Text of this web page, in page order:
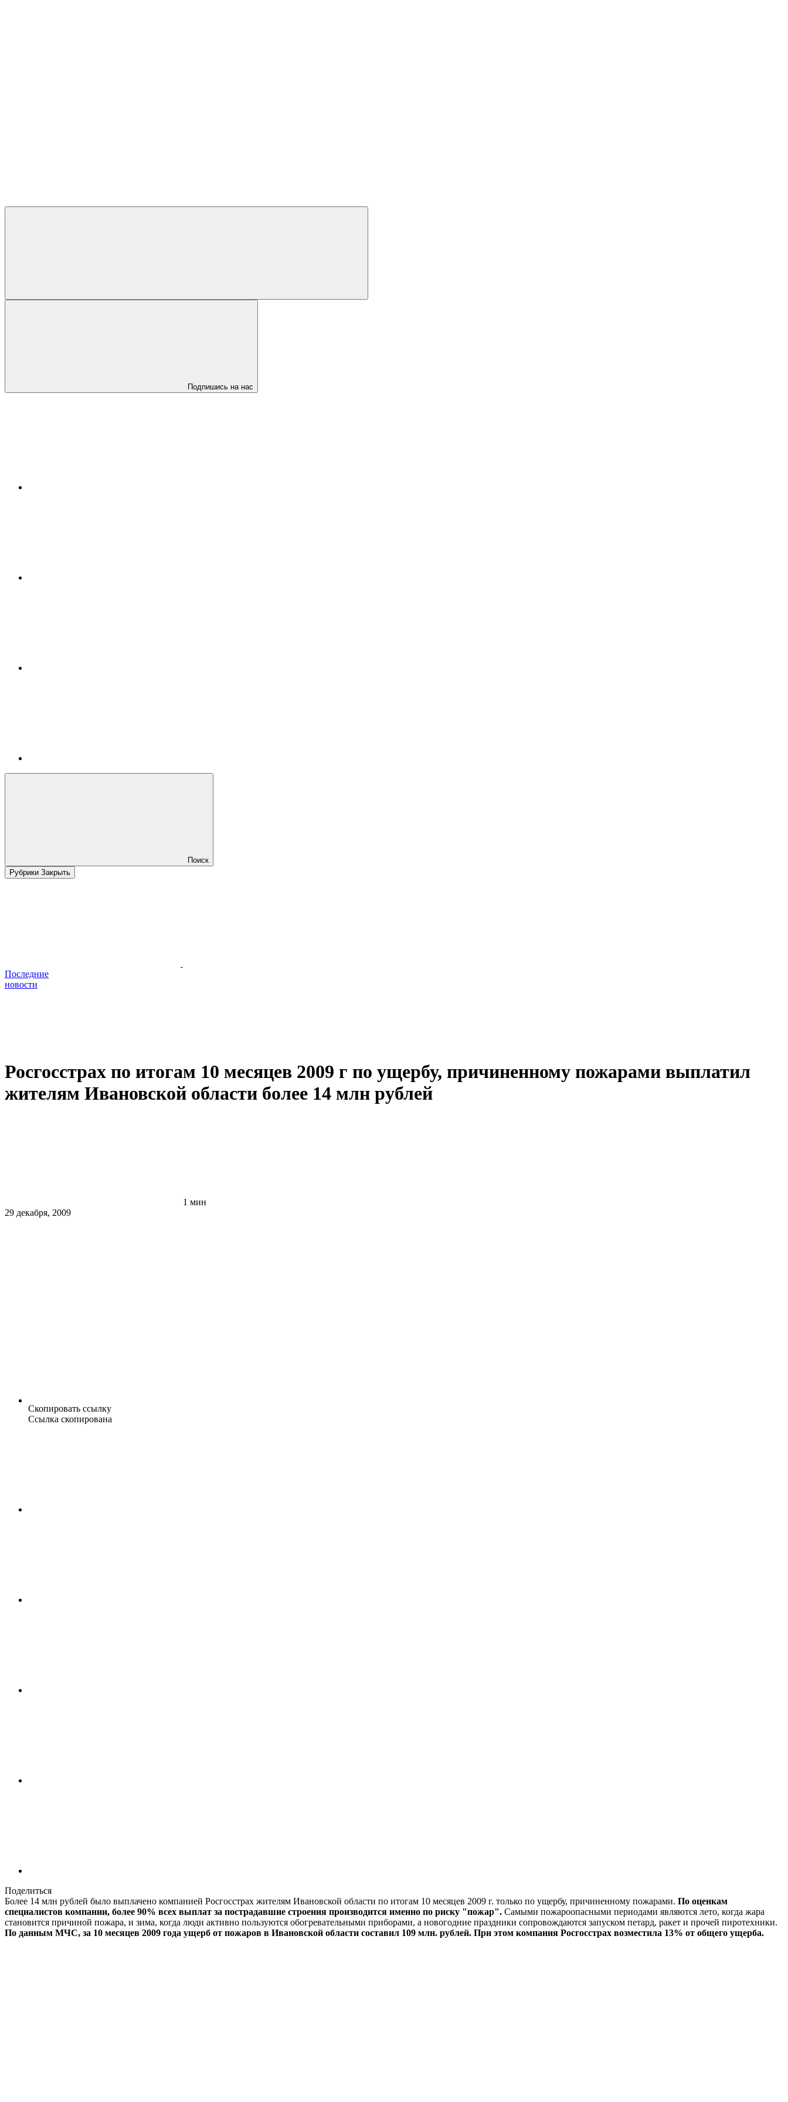
Подпишись на нас
Поиск
Рубрики Закрыть
Последние
новости
Росгосстрах по итогам 10 месяцев 2009 г по ущербу, причиненному пожарами выплатил
жителям Ивановской области более 14 млн рублей
1 мин
29 декабря, 2009
Скопировать ссылку
Ссылка скопирована
Поделиться
Более 14 млн рублей было выплачено компанией Росгосстрах жителям Ивановской области по итогам 10 месяцев 2009 г. только по ущербу, причиненному пожарами. По оценкам
специалистов компании, более 90% всех выплат за пострадавшие строения производится именно по риску "пожар". Самыми пожароопасными периодами являются лето, когда жара
становится причиной пожара, и зима, когда люди активно пользуются обогревательными приборами, а новогодние праздники сопровождаются запуском петард, ракет и прочей пиротехники.
По данным МЧС, за 10 месяцев 2009 года ущерб от пожаров в Ивановской области составил 109 млн. рублей. При этом компания Росгосстрах возместила 13% от общего ущерба.